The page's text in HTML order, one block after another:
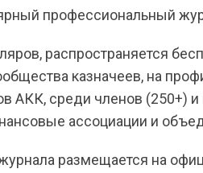
профессиональный
распространяется
казначеев, на
АКК, среди членов (250+)
ассоциации и
размещается на